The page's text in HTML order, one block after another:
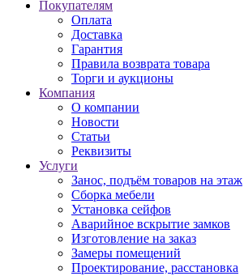
Покупателям
Оплата
Доставка
Гарантия
Правила возврата товара
Торги и аукционы
Компания
О компании
Новости
Статьи
Реквизиты
Услуги
Занос, подъём товаров на этаж
Сборка мебели
Установка сейфов
Аварийное вскрытие замков
Изготовление на заказ
Замеры помещений
Проектирование, расстановка